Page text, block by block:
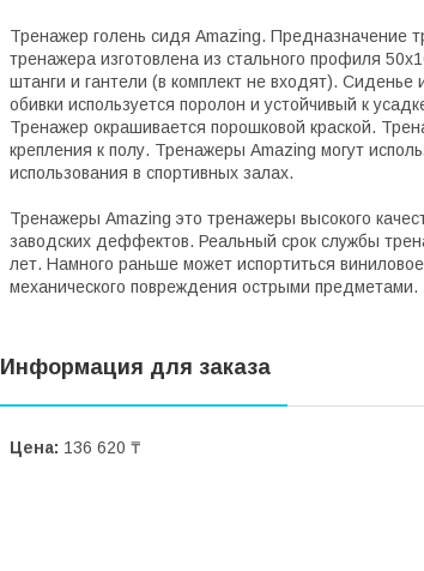
Тренажер голень сидя Amazing. Предназначение
тренажера изготовлена из стального профиля
штанги и гантели (в комплект не входят).
обивки используется поролон и устойчивый к
Тренажер окрашивается порошковой краской.
крепления к полу. Тренажеры Amazing могут
использования в спортивных залах.
Тренажеры Amazing это тренажеры высокого
заводских деффектов. Реальный срок службы
лет. Намного раньше может испортиться
механического повреждения острыми предметами.
Информация для заказа
Цена: 136 620 ₸